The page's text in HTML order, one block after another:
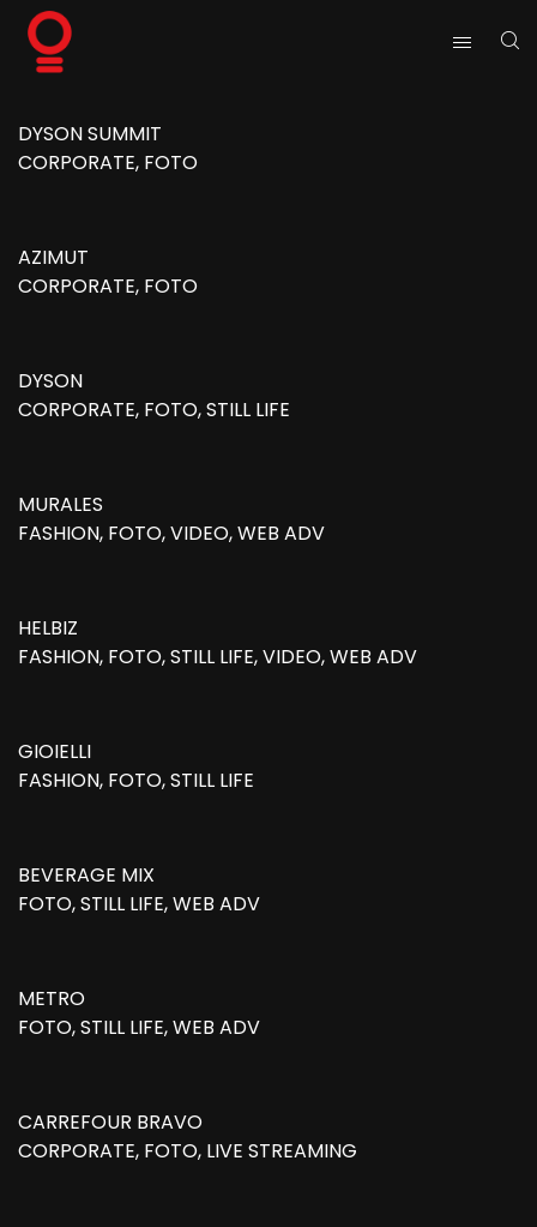
DYSON SUMMIT
CORPORATE, FOTO
AZIMUT
CORPORATE, FOTO
DYSON
CORPORATE, FOTO, STILL LIFE
MURALES
FASHION, FOTO, VIDEO, WEB ADV
HELBIZ
FASHION, FOTO, STILL LIFE, VIDEO, WEB ADV
GIOIELLI
FASHION, FOTO, STILL LIFE
BEVERAGE MIX
FOTO, STILL LIFE, WEB ADV
METRO
FOTO, STILL LIFE, WEB ADV
CARREFOUR BRAVO
CORPORATE, FOTO, LIVE STREAMING